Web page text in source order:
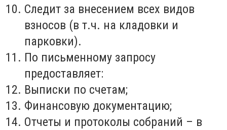
Следит за внесением всех видов
взносов (в т.ч. на кладовки и
парковки).
По письменному запросу
предоставляет:
Выписки по счетам;
Финансовую документацию;
Отчеты и протоколы собраний – в